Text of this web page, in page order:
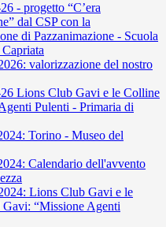
- progetto “C’era
dal CSP con la
di Pazzanimazione - Scuola
valorizzazione del nostro
Lions Club Gavi e le Colline
Pulenti - Primaria di
Torino - Museo del
Calendario dell'avvento
Lions Club Gavi e le
“Missione Agenti